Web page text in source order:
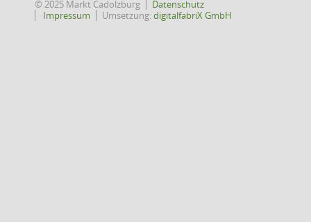
© 2025 Markt Cadolzburg
Datenschutz
Impressum
Umsetzung:digitalfabriX GmbH